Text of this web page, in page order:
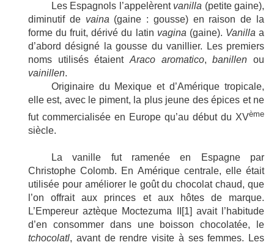
Les Espagnols l’appelèrent vanilla (petite gaine),
diminutif de vaina (gaine : gousse) en raison de la
forme du fruit, dérivé du latin vagina (gaine). Vanilla a
d’abord désigné la gousse du vanillier. Les premiers
noms utilisés étaient Araco aromatico,banillen ou
vainillen.
Originaire du Mexique et d’Amérique tropicale,
elle est, avec le piment, la plus jeune des épices et ne
fut commercialisée en Europe qu’au début du XVème
siècle.
La vanille fut ramenée en Espagne par
Christophe Colomb. En Amérique centrale, elle était
utilisée pour améliorer le goût du chocolat chaud, que
l’on offrait aux princes et aux hôtes de marque.
L’Empereur aztèque Moctezuma II
[1] avait l’habitude
d’en consommer dans une boisson chocolatée, le
tchocolatl, avant de rendre visite à ses femmes. Les